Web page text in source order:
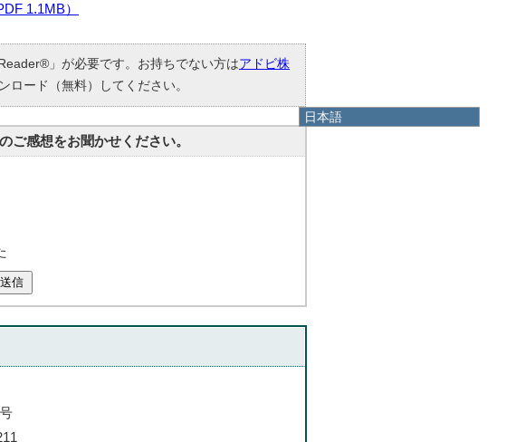
日本語
English
1.1MB）
」が必要です。お持ちでない方はアドビ株
ロード（無料）してください。
ご感想をお聞かせください。
送信